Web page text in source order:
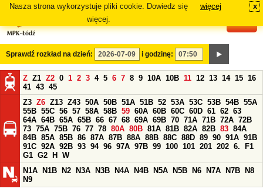
Nasza strona wykorzystuje pliki cookie. Dowiedz się
więcej.
więcej x
Sprawdź rozkład na dzień: i godzinę:
Z Z1 Z2 0 1 2 3 4 5 6 7 8 9 10A 10B 11 12 13 14 15 16
41 43 45
Z3 Z6 Z13 Z43 50A 50B 51A 51B 52 53A 53C 53B 54B 55A
55B 55C 56 57 58A 58B 59 60A 60B 60C 60D 61 62 63
64A 64B 65A 65B 66 67 68 69A 69B 70 71A 71B 72A 72B
73 75A 75B 76 77 78 80A 80B 81A 81B 82A 82B 83 84A
84B 85A 85B 86 87A 87B 88A 88B 88C 88D 89 90 91A 91B
91C 92A 92B 93 94 96 97A 97B 99 100 101 201 202 6.
F1
G1 G2 H
W
N1A
N1B N2 N3A N3B N4A N4B N5A N5B N6 N7A N7B
N8
N9